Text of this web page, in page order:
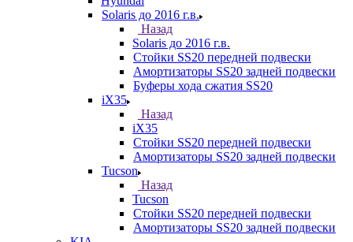
Solaris до 2016 г.в.
Назад
Solaris до 2016 г.в.
Стойки SS20 передней подвески
Амортизаторы SS20 задней подвески
Буферы хода сжатия SS20
iX35
Назад
iX35
Стойки SS20 передней подвески
Амортизаторы SS20 задней подвески
Tucson
Назад
Tucson
Стойки SS20 передней подвески
Амортизаторы SS20 задней подвески